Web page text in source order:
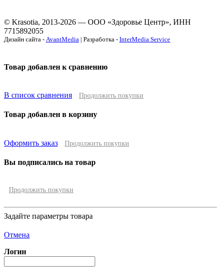
© Krasotia, 2013-2026 — ООО «Здоровье Центр», ИНН
7715892055
Дизайн сайта - AvantMedia | Разработка - InterMedia Service
Товар добавлен к сравнению
В список сравнения Продолжить покупки
Товар добавлен в корзину
Оформить заказ Продолжить покупки
Вы подписались на товар
Продолжить покупки
Задайте параметры товара
Отмена
Логин